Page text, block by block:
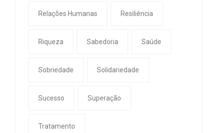
Relações Humanas Resiliência
Riqueza Sabedoria Saúde
Sobriedade Solidariedade
Sucesso Superação
Tratamento